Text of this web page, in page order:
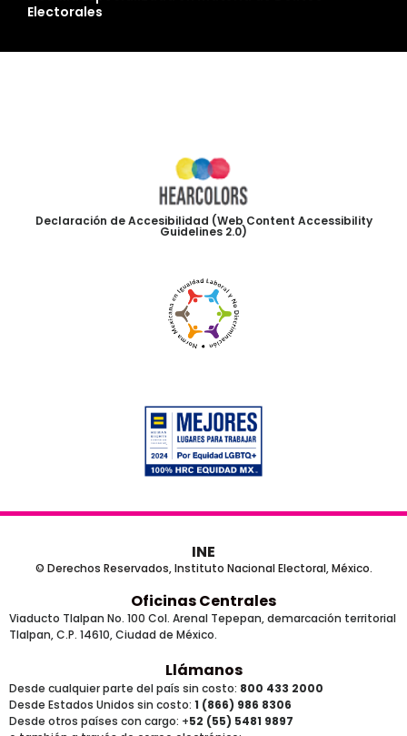
Electorales
Declaración de Accesibilidad (Web Content Accessibility
Guidelines 2.0)
INE
© Derechos Reservados, Instituto Nacional Electoral, México.
Oficinas Centrales
Viaducto Tlalpan No. 100 Col. Arenal Tepepan, demarcación territorial
Tlalpan, C.P. 14610, Ciudad de México.
Llámanos
Desde cualquier parte del país sin costo: 800 433 2000
Desde Estados Unidos sin costo: 1 (866) 986 8306
Desde otros países con cargo: +52 (55) 5481 9897